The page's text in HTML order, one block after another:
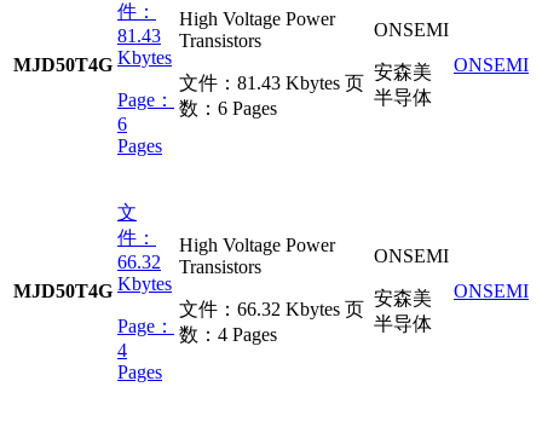
MJD50T4G
件：
81.43
Kbytes
Page：
6
Pages
High Voltage Power
Transistors
文件： 81.43 Kbytes 页
数： 6 Pages
ONSEMI
安森美
半导体
ONSEMI
MJD50T4G
文
件：
66.32
Kbytes
Page：
4
Pages
High Voltage Power
Transistors
文件： 66.32 Kbytes 页
数： 4 Pages
ONSEMI
安森美
半导体
ONSEMI